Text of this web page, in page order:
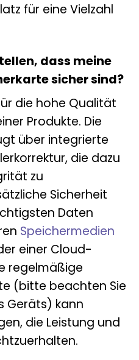
für eine Vielzahl
dass meine
sicher sind?
die hohe Qualität
Produkte. Die
über integrierte
die dazu
zu
Sicherheit
Daten
Speichermedien
einer Cloud-
regelmäßige
(bitte beachten Sie
Geräts) kann
die Leistung und